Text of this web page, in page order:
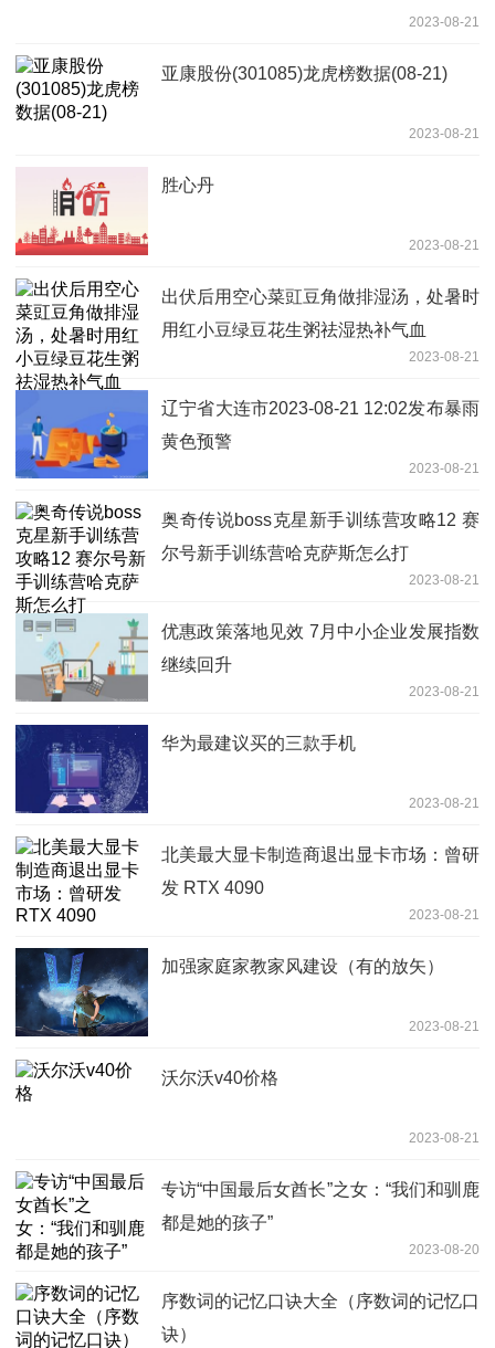
2023-08-21
亚康股份(301085)龙虎榜数据(08-21)
2023-08-21
胜心丹
2023-08-21
出伏后用空心菜豇豆角做排湿汤，处暑时
用红小豆绿豆花生粥祛湿热补气血
2023-08-21
辽宁省大连市2023-08-21 12:02发布暴雨
黄色预警
2023-08-21
奥奇传说boss克星新手训练营攻略12 赛
尔号新手训练营哈克萨斯怎么打
2023-08-21
优惠政策落地见效 7月中小企业发展指数
继续回升
2023-08-21
华为最建议买的三款手机
2023-08-21
北美最大显卡制造商退出显卡市场：曾研
发 RTX 4090
2023-08-21
加强家庭家教家风建设（有的放矢）
2023-08-21
沃尔沃v40价格
2023-08-21
专访“中国最后女酋长”之女：“我们和驯鹿
都是她的孩子”
2023-08-20
序数词的记忆口诀大全（序数词的记忆口
诀）